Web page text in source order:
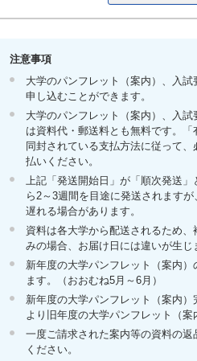
注意事項
大学のパンフレット（案内）、入
申し込むことができます。
大学のパンフレット（案内）、入
は資料代・郵送料とも無料です。
同封されている支払方法に従って
払いください。
上記「発送開始日」が「順次発送
ら2～3週間を目途に発送されます
遅れる場合があります。
資料は各大学から配送されるため
みの場合、お届け日には違いが生じ
新年度の大学パンフレット（案内
ます。（おおむね5月～6月）
新年度の大学パンフレット（案内
より旧年度の大学パンフレット（案
一度ご請求された案内等の資料の
ください。